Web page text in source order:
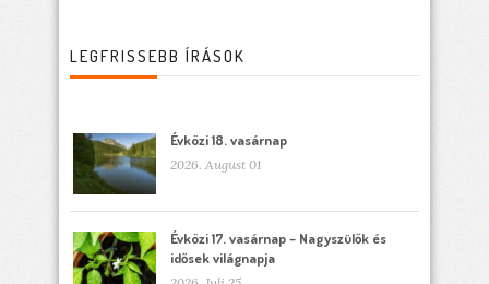
LEGFRISSEBB ÍRÁSOK
Évközi 18. vasárnap
2026. August 01
Évközi 17. vasárnap – Nagyszülők és
idősek világnapja